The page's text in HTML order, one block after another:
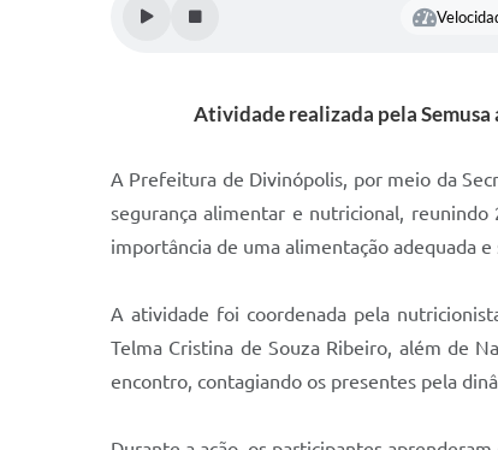
Atividade realizada pela
A Prefeitura de Divinópolis, por meio da
segurança alimentar e nutricional,
importância de uma alimentação adequada e
A atividade foi coordenada pela
Telma Cristina de Souza Ribeiro, além de
encontro, contagiando os presentes pela